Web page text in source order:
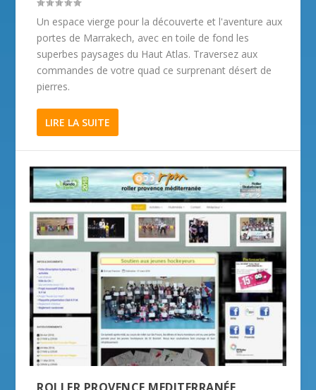
Un espace vierge pour la découverte et l'aventure aux
portes de Marrakech, avec en toile de fond les
superbes paysages du Haut Atlas. Traversez aux
commandes de votre quad ce surprenant désert de
pierres.
LIRE LA SUITE